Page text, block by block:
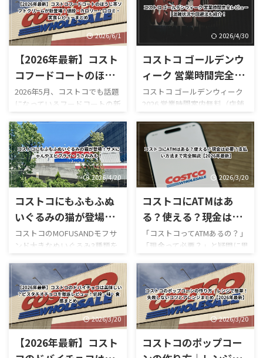
2026/6/1
【2026年最新】コスト
コフードコートのほう
じ茶ソフトクリームが
新登場！値段・カロリ
ー・口コミ・実食レビ
ューまとめ
2026年5月、コストコでも話題
になっているフードコートの新
作スイーツ「ほうじ茶ソフト
クリーム」が登場しました！
ほうじ茶好きにはたまらない
和スイーツで、販売開始直後か
らSNSでも話題になっていま
す。 今回は実際に食べた感想
をもとに、 値段 カロリー予想
味の特徴 ミックスとの違い 口
コミ評判 おすすめ度 まで徹底
ている方はぜひ参考にしてく
ださい。 写真付きのレビュー
が見たい方はこちらをご覧く
ださい。
https://hubmedia.co.jp/costc
o/costco-i ...
2026/4/30
コストコ ゴールデンウ
ィーク 営業時間完全レ
ビュー｜混雑状況や回
避法も紹介！
コストコ ゴールデンウィーク
2026 営業時間案内無料（店舗
利用時）／デリバリーは別途
送料ありGW2026-COSTCO-01
GWゴールデンウィーク期間中
のコストコ営業時間と混雑状
況について詳しくはこちら GW
ゴールデンウィーク期間中の
お買い得コストコ割引セール
商品一覧はこちら GWゴールデ
ンウィーク期間中のコストコ
がゴールデンウィークにコス
トコを訪れるのは毎年の楽し
みの一つですが、この時期の
営業時間変更や混雑状況には
いつも気を遣います。特に
2026年のゴールデンウィーク
は最 ...
2026/4/20
コストコにもふもふぬ
いぐるみの猫が登場！
サメにゃんやエビフラ
イ・うさみみも！
コストコのMOFUSANDモフサ
ンド大きなぬいぐるみ3種類を
徹底解説｜値段・種類・口コ
ミ感想まとめ コストコ新商
品・おもちゃレビュー コスト
コのMOFUSANDモフサンド大
きなぬいぐるみ3種類を徹底解
説！値段・種類・おすすめポ
イントまとめ コストコのおも
ちゃコーナーで見かけるとつい
2026/3/20
コストコにATMはあ
る？使える？現金は必
要？支払い方法まで完
全解説【2026年最新】
「コストコってATMあるの？」
「現金って必要？」と疑問に思
ったことはありませんか？ 結
論から言うと、コストコは基本
的にキャッシュレス中心の店
舗で、ATMの設置状況や使い方
も一般のスーパーとは少し違
います。 この記事では、コス
トコのATM事情について、設置
の有無・使える銀行・手数
2026/3/20
【2026年最新】コスト
2026/3/20
コストコのポップコー